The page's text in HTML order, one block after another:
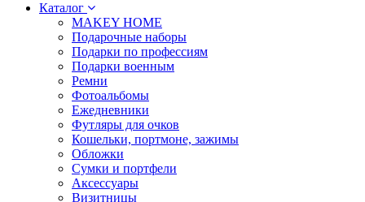
Каталог
MAKEY HOME
Подарочные наборы
Подарки по профессиям
Подарки военным
Ремни
Фотоальбомы
Ежедневники
Футляры для очков
Кошельки, портмоне, зажимы
Обложки
Сумки и портфели
Аксессуары
Визитницы